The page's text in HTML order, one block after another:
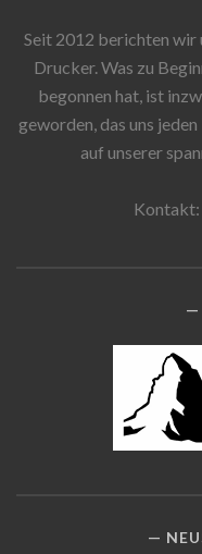
Seit 2012 berichten wir
Drucker. Was zu
begonnen hat, ist
geworden, das uns
auf unserer
Kontakt: